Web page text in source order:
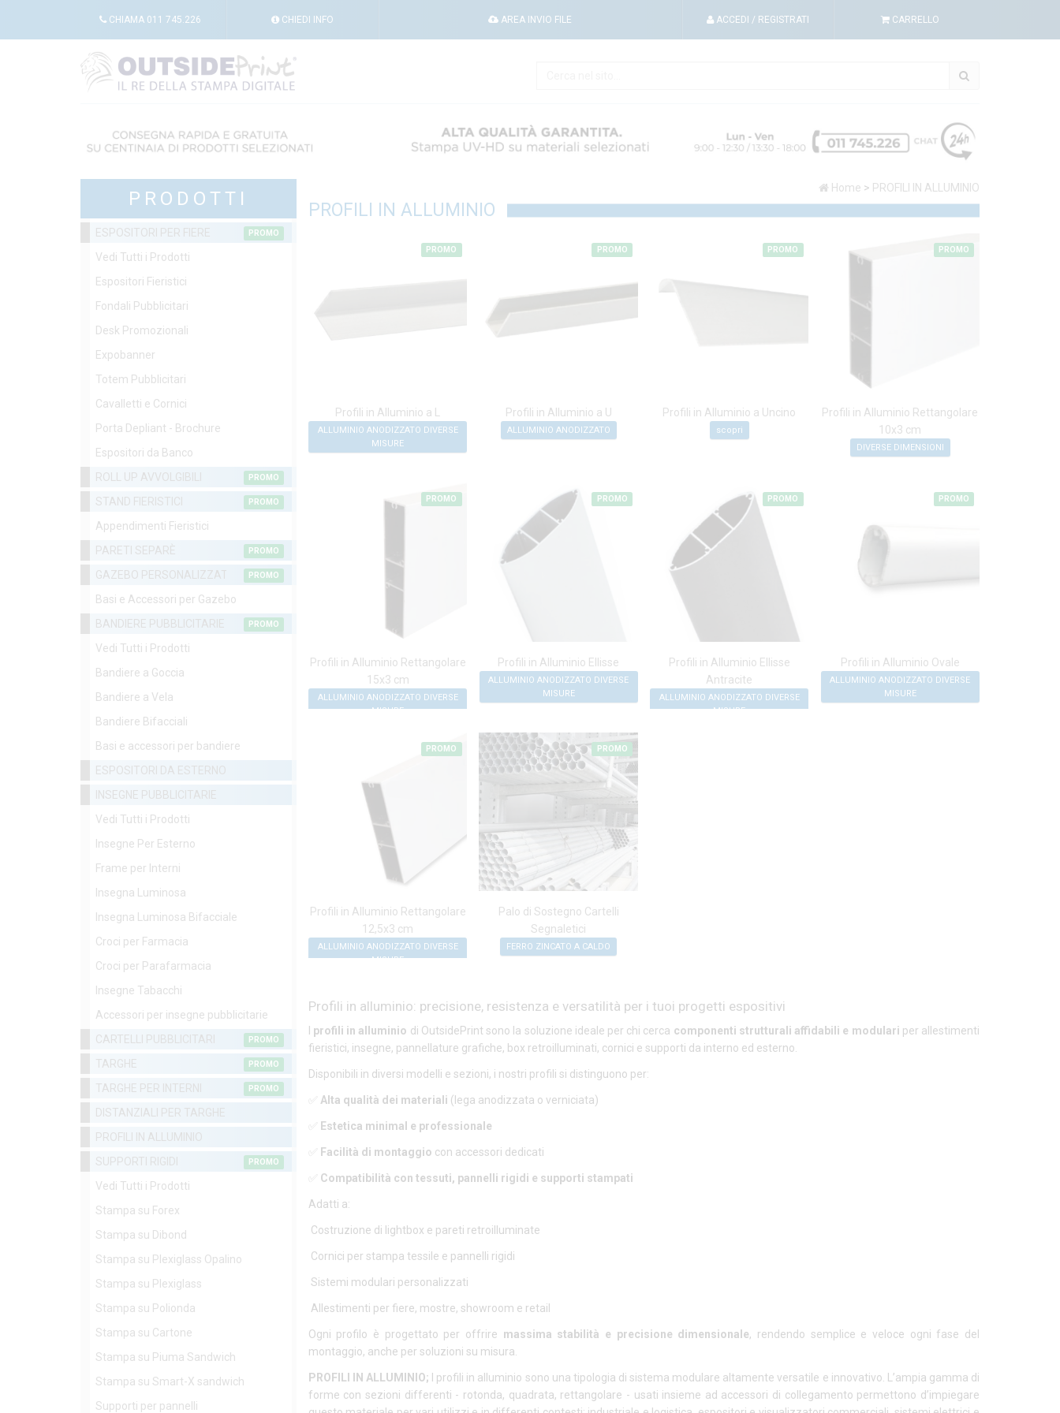
CHIAMA011 745.226 CHIEDI INFO AREA INVIO FILE ACCEDI / REGISTRATI CARRELLO
PRODOTTI
ESPOSITORI PER FIERE PROMO
Vedi Tutti i Prodotti
Espositori Fieristici
Fondali Pubblicitari
Desk Promozionali
Expobanner
Totem Pubblicitari
Cavalletti e Cornici
Porta Depliant - Brochure
Espositori da Banco
ROLL UP AVVOLGIBILI
PROMO
STAND FIERISTICI PROMO
Appendimenti Fieristici
PARETI SEPARÈ
PROMO
GAZEBO PERSONALIZZATI PROMO
Basi e Accessori per Gazebo
BANDIERE PUBBLICITARIE
PROMO
Vedi Tutti i Prodotti
Bandiere a Goccia
Bandiere a Vela
Bandiere Bifacciali
Basi e accessori per bandiere
ESPOSITORI DA ESTERNO
INSEGNE PUBBLICITARIE
Vedi Tutti i Prodotti
Insegne Per Esterno
Frame per Interni
Insegna Luminosa
Insegna Luminosa Bifacciale
Croci per Farmacia
Croci per Parafarmacia
Insegne Tabacchi
Accessori per insegne pubblicitarie
CARTELLI PUBBLICITARI
PROMO
TARGHE PROMO
TARGHE PER INTERNI PROMO
DISTANZIALI PER TARGHE
PROFILI IN ALLUMINIO
SUPPORTI RIGIDI
PROMO
Vedi Tutti i Prodotti
Stampa su Forex
Stampa su Dibond
Stampa su Plexiglass Opalino
Stampa su Plexiglass
Stampa su Polionda
Stampa su Cartone
Stampa su Piuma Sandwich
Stampa su Smart-X sandwich
Supporti per pannelli
Home > PROFILI IN ALLUMINIO
PROFILI IN ALLUMINIO
PROMO
Profili in Alluminio a L
ALLUMINIO ANODIZZATO DIVERSE
MISURE
PROMO
Profili in Alluminio a U
ALLUMINIO ANODIZZATO
PROMO
Profili in Alluminio a Uncino
scopri
PROMO
Profili in Alluminio Rettangolare
10x3 cm
DIVERSE DIMENSIONI
PROMO
Profili in Alluminio Rettangolare
15x3 cm
ALLUMINIO ANODIZZATO DIVERSE
MISURE
PROMO
Profili in Alluminio Ellisse
ALLUMINIO ANODIZZATO DIVERSE
MISURE
PROMO
Profili in Alluminio Ellisse
Antracite
ALLUMINIO ANODIZZATO DIVERSE
MISURE
PROMO
Profili in Alluminio Ovale
ALLUMINIO ANODIZZATO DIVERSE
MISURE
PROMO
Profili in Alluminio Rettangolare
12,5x3 cm
ALLUMINIO ANODIZZATO DIVERSE
MISURE
PROMO
Palo di Sostegno Cartelli
Segnaletici
FERRO ZINCATO A CALDO
Profili in alluminio: precisione, resistenza e versatilità per i tuoi progetti espositivi
profili in alluminio di OutsidePrint sono la soluzione ideale per chi cerca componenti strutturali affidabili e modulari per allestimenti
fieristici, insegne, pannellature grafiche, box retroilluminati, cornici e supporti da interno ed esterno.
Disponibili in diversi modelli e sezioni, i nostri profili si distinguono per:
Alta qualità dei materiali (lega anodizzata o verniciata)
Estetica minimal e professionale
Facilità di montaggio con accessori dedicati
Compatibilità con tessuti, pannelli rigidi e supporti stampati
Adatti a:
Costruzione di lightbox e pareti retroilluminate
Cornici per stampa tessile e pannelli rigidi
Sistemi modulari personalizzati
Allestimenti per fiere, mostre, showroom e retail
Ogni profilo è progettato per offrire massima stabilità e precisione dimensionale, rendendo semplice e veloce ogni fase del
montaggio, anche per soluzioni su misura.
PROFILI IN ALLUMINIO; I profili in alluminio sono una tipologia di sistema modulare altamente versatile e innovativo. L’ampia gamma di
forme con sezioni differenti - rotonda, quadrata, rettangolare - usati insieme ad accessori di collegamento permettono d’impiegare